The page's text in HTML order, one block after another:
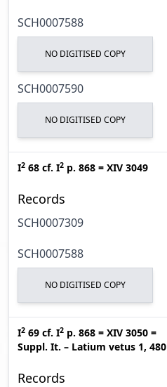
SCH0007588
NO DIGITISED COPY
SCH0007590
NO DIGITISED COPY
I2 68 cf. I2 p. 868 = XIV 3049
Records
SCH0007309
SCH0007588
NO DIGITISED COPY
I2 69 cf. I2 p. 868 = XIV 3050 =
Suppl. It. – Latium vetus 1, 480
Records